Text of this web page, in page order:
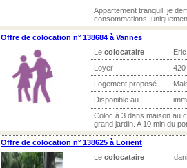
Appartement tranquil, je
consommations,
Offre de colocation n° 138684 à Vannes
Le colocataire
Loyer
420
Logement proposé
Disponible au
Coloc à 3 dans maison au
grand jardin. A 10 min du
Offre de colocation n° 138625 à Lorient
Le colocataire